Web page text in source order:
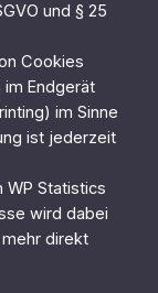
und § 25
Cookies
Endgerät
im Sinne
ist jederzeit
WP Statistics
wird dabei
direkt